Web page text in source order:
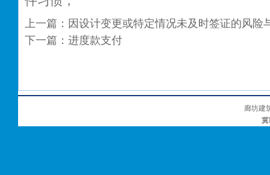
上一篇： 因设计变更或特定情况未及时签证的风险
下一篇： 进度款支付
廊坊建
冀